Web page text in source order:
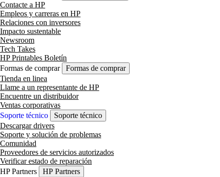
Contacte a HP
Empleos y carreras en HP
Relaciones con inversores
Impacto sustentable
Newsroom
Tech Takes
HP Printables Boletín
Formas de comprar
Formas de comprar
Tienda en linea
Llame a un representante de HP
Encuentre un distribuidor
Ventas corporativas
Soporte técnico
Soporte técnico
Descargar drivers
Soporte y solución de problemas
Comunidad
Proveedores de servicios autorizados
Verificar estado de reparación
HP Partners
HP Partners